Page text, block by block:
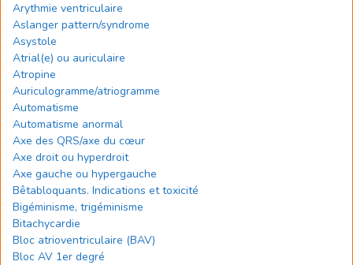
Arythmie ventriculaire
Aslanger pattern/syndrome
Asystole
Atrial(e) ou auriculaire
Atropine
Auriculogramme/atriogramme
Automatisme
Automatisme anormal
Axe des QRS/axe du cœur
Axe droit ou hyperdroit
Axe gauche ou hypergauche
Bêtabloquants. Indications et toxicité
Bigéminisme, trigéminisme
Bitachycardie
Bloc atrioventriculaire (BAV)
Bloc AV 1er degré